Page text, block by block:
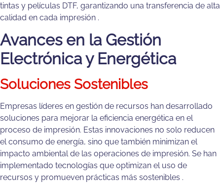
tintas y películas DTF, garantizando una transferencia de alta
calidad en cada impresión​ .
Avances en la Gestión
Electrónica y Energética
Soluciones Sostenibles
Empresas líderes en gestión de recursos han desarrollado
soluciones para mejorar la eficiencia energética en el
proceso de impresión. Estas innovaciones no solo reducen
el consumo de energía, sino que también minimizan el
impacto ambiental de las operaciones de impresión. Se han
implementado tecnologías que optimizan el uso de
recursos y promueven prácticas más sostenibles​ .